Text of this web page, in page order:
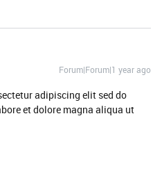
Forum|Forum|1 year ago
adipiscing elit sed do
et dolore magna aliqua ut